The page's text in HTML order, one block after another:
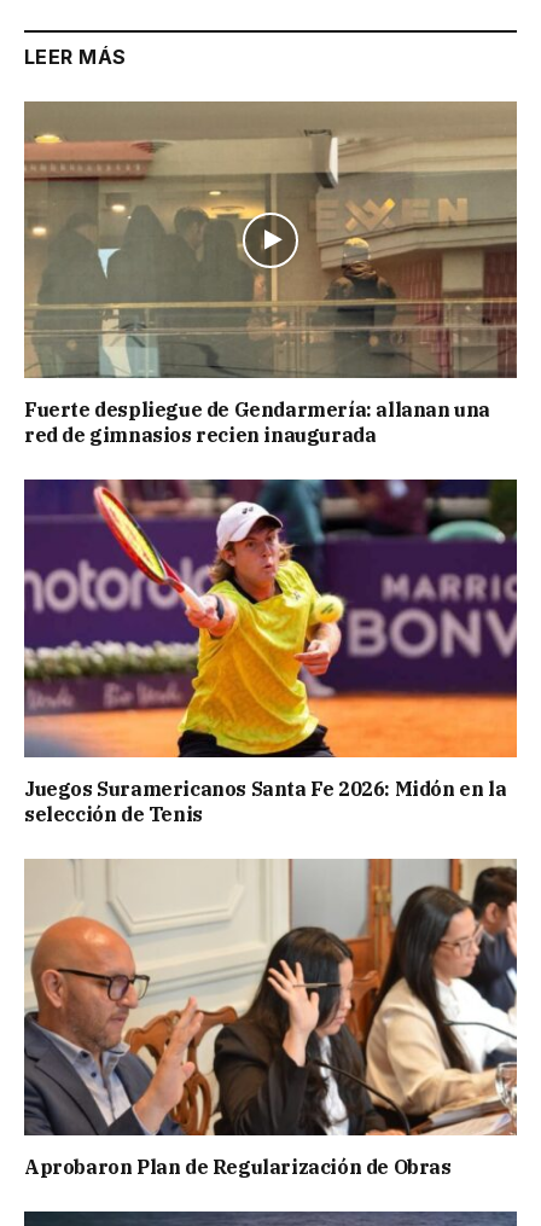
LEER MÁS
Fuerte despliegue de Gendarmería: allanan una
red de gimnasios recien inaugurada
Juegos Suramericanos Santa Fe 2026: Midón en la
selección de Tenis
Aprobaron Plan de Regularización de Obras